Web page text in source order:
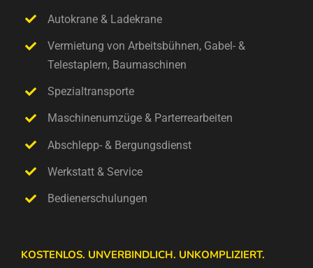
Autokrane & Ladekrane
Vermietung von Arbeitsbühnen, Gabel- &
Telestaplern, Baumaschinen
Spezialtransporte
Maschinenumzüge & Parterrearbeiten
Abschlepp- & Bergungsdienst
Werkstatt & Service
Bedienerschulungen
KOSTENLOS. UNVERBINDLICH. UNKOMPLIZIERT.